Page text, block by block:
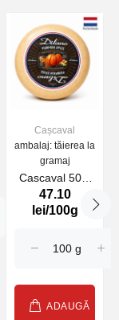
Cașcaval
ambalaj: tăierea la
gramaj
Cascaval 50%
Dilano Pumpkin
Spice (20150)
47.10
lei/100g
ADAUGĂ